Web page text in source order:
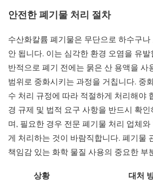
안전한 폐기물 처리 절차
수산화칼륨 폐기물은 무단으로 하수구
안 됩니다. 이는 심각한 환경 오염을 유
반적으로 폐기 전에는 묽은 산 용액을 사
범위로 중화시키는 과정을 거칩니다. 중
수 처리 규정에 따라 적절하게 처리해야
경 규제 및 법적 요구 사항을 반드시 확
며, 필요한 경우 전문 폐기물 처리 업체
게 처리하는 것이 바람직합니다. 폐기물
책임감 있는 화학 물질 사용의 중요한 부
상황 대처